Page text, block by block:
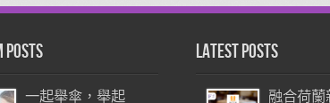
Posts
一起舉傘，舉起
Latest Posts
融合荷蘭